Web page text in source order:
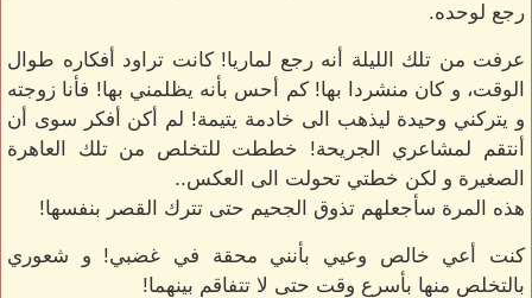
رجع لوحده.
عرفت من تلك الليلة أنه رجع لماريا! كانت تراود أفكاره طوال
الوقت، و كان منشردا بها! كم أحس بأنه يظلمني بها! فأنا زوجته
و يتركني وحيدة ليذهب الى خادمة يتيمة! لم أكن أفكر سوى أن
أنتقم لمشاعري الجريحة! خططت للتخلص من تلك العاهرة
الصغيرة و لكن خطتي تحولت الى العكس..
هذه المرة سأجعلهم تذوق الجحيم حتى تترك القصر بنفسها!
كنت أعي خالص وعيي بأنني محقة في غضبي! و شعوري
بالتخلص منها بأسرع وقت حتى لا تتفاقم بينهما!